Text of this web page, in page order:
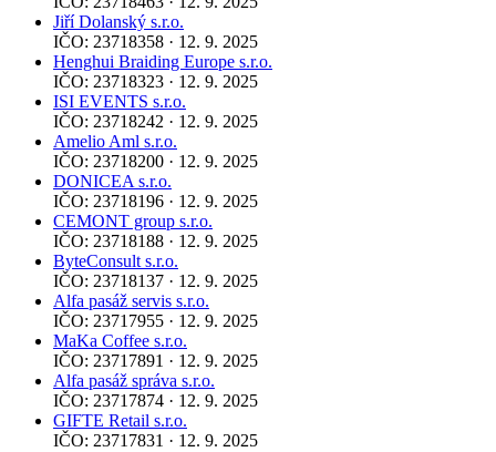
Jiří Dolanský s.r.o.
IČO: 23718358 · 12. 9. 2025
Henghui Braiding Europe s.r.o.
IČO: 23718323 · 12. 9. 2025
ISI EVENTS s.r.o.
IČO: 23718242 · 12. 9. 2025
Amelio Aml s.r.o.
IČO: 23718200 · 12. 9. 2025
DONICEA s.r.o.
IČO: 23718196 · 12. 9. 2025
CEMONT group s.r.o.
IČO: 23718188 · 12. 9. 2025
ByteConsult s.r.o.
IČO: 23718137 · 12. 9. 2025
Alfa pasáž servis s.r.o.
IČO: 23717955 · 12. 9. 2025
MaKa Coffee s.r.o.
IČO: 23717891 · 12. 9. 2025
Alfa pasáž správa s.r.o.
IČO: 23717874 · 12. 9. 2025
GIFTE Retail s.r.o.
IČO: 23717831 · 12. 9. 2025